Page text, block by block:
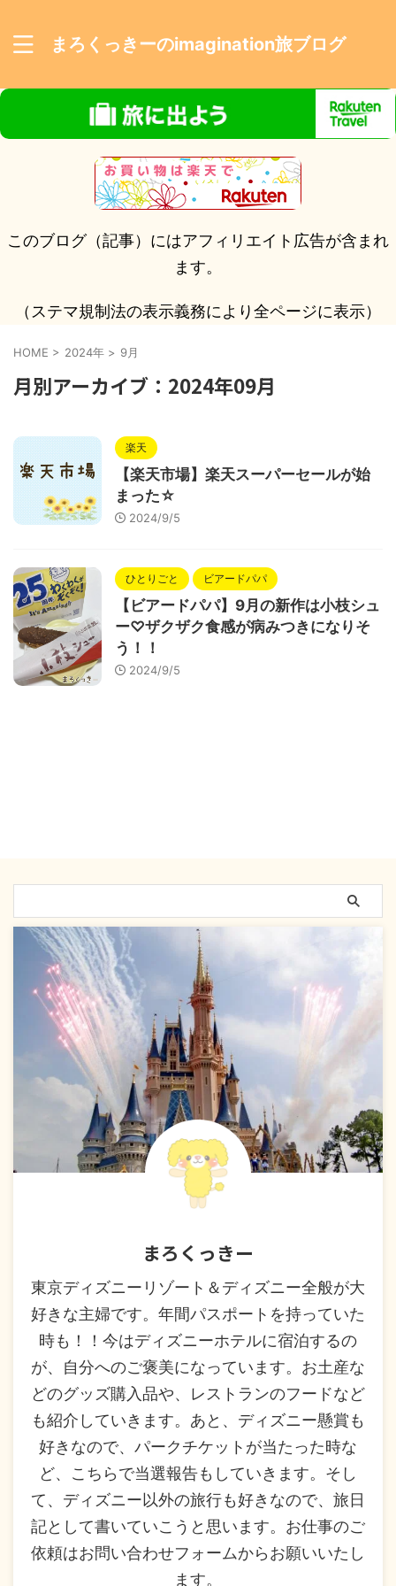
まろくっきーのimagination旅ブログ
このブログ（記事）にはアフィリエイト広告が含まれ
ます。
（ステマ規制法の表示義務により全ページに表示）
HOME > 2024年 > 9月
月別アーカイブ：2024年09月
楽天
【楽天市場】楽天スーパーセールが始
まった☆
2024/9/5
ひとりごと ビアードパパ
【ビアードパパ】9月の新作は小枝シュ
ー♡ザクザク食感が病みつきになりそ
う！！
2024/9/5
まろくっきー
東京ディズニーリゾート＆ディズニー全般が大
好きな主婦です。年間パスポートを持っていた
時も！！今はディズニーホテルに宿泊するの
が、自分へのご褒美になっています。お土産な
どのグッズ購入品や、レストランのフードなど
も紹介していきます。あと、ディズニー懸賞も
好きなので、パークチケットが当たった時な
ど、こちらで当選報告もしていきます。そし
て、ディズニー以外の旅行も好きなので、旅日
記として書いていこうと思います。お仕事のご
依頼はお問い合わせフォームからお願いいたし
ます。